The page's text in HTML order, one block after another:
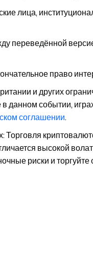
лица,
переведённой
право
и других
в данном событии,
соглашении.
Торговля
высокой
риски и